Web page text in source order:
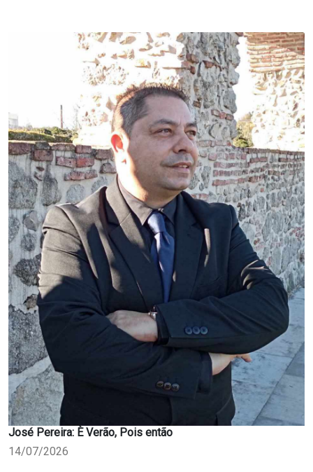
José Pereira: È Verão, Pois então
14/07/2026